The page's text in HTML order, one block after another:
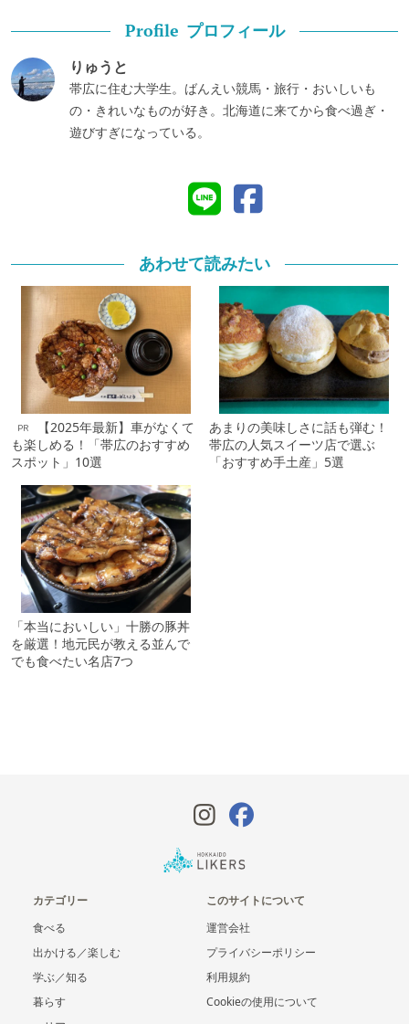
Profile プロフィール
りゅうと
帯広に住む大学生。ばんえい競馬・旅行・おいしいも
の・きれいなものが好き。北海道に来てから食べ過ぎ・
遊びすぎになっている。
あわせて読みたい
PR
【2025年最新】車がなくて
も楽しめる！「帯広のおすすめ
スポット」10選
あまりの美味しさに話も弾む！
帯広の人気スイーツ店で選ぶ
「おすすめ手土産」5選
「本当においしい」十勝の豚丼
を厳選！地元民が教える並んで
でも食べたい名店7つ
カテゴリー
食べる
出かける／楽しむ
学ぶ／知る
暮らす
このサイトについて
運営会社
プライバシーポリシー
利用規約
Cookieの使用について